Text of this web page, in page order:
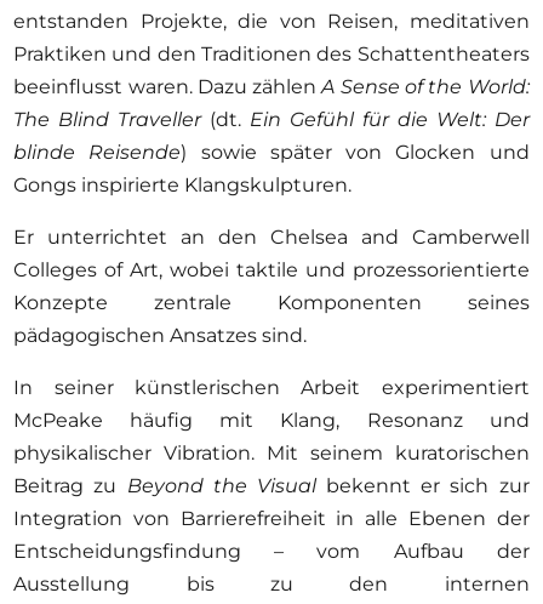
entstanden Projekte, die von Reisen, meditativen
Praktiken und den Traditionen des Schattentheaters
beeinflusst waren. Dazu zählen A Sense of the World:
The Blind Traveller(dt. Ein Gefühl für die Welt: Der
blinde Reisende)
sowie später von Glocken und
Gongs inspirierte Klangskulpturen.
Er unterrichtet an den Chelsea and Camberwell
Colleges of Art, wobei taktile und prozessorientierte
Konzepte zentrale Komponenten seines
pädagogischen Ansatzes sind.
In seiner künstlerischen Arbeit experimentiert
McPeake häufig mit Klang, Resonanz und
physikalischer Vibration. Mit seinem kuratorischen
Beitrag zu Beyond the Visualbekennt er sich zur
Integration von Barrierefreiheit in alle Ebenen der
Entscheidungsfindung – vom Aufbau der
Ausstellung bis zu den internen